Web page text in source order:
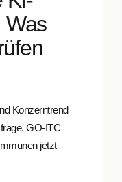
Was
Konzerntrend
GO-ITC
jetzt